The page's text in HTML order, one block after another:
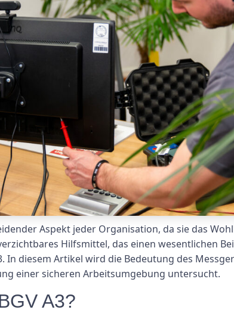
Aspekt jeder Organisation, da sie das
Hilfsmittel, das einen wesentlichen
In diesem Artikel wird die Bedeutung des
einer sicheren Arbeitsumgebung untersucht.
A3?